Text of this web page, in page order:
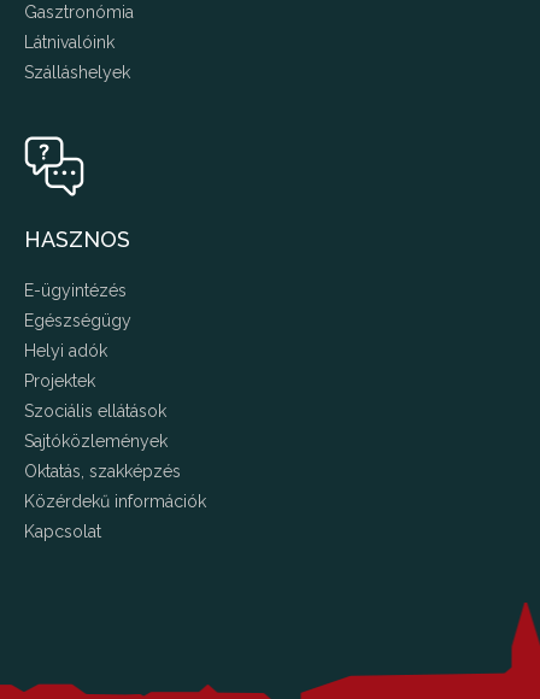
Gasztronómia
Látnivalóink
Szálláshelyek
HASZNOS
E-ügyintézés
Egészségügy
Helyi adók
Projektek
Szociális ellátások
Sajtóközlemények
Oktatás, szakképzés
Közérdekű információk
Kapcsolat